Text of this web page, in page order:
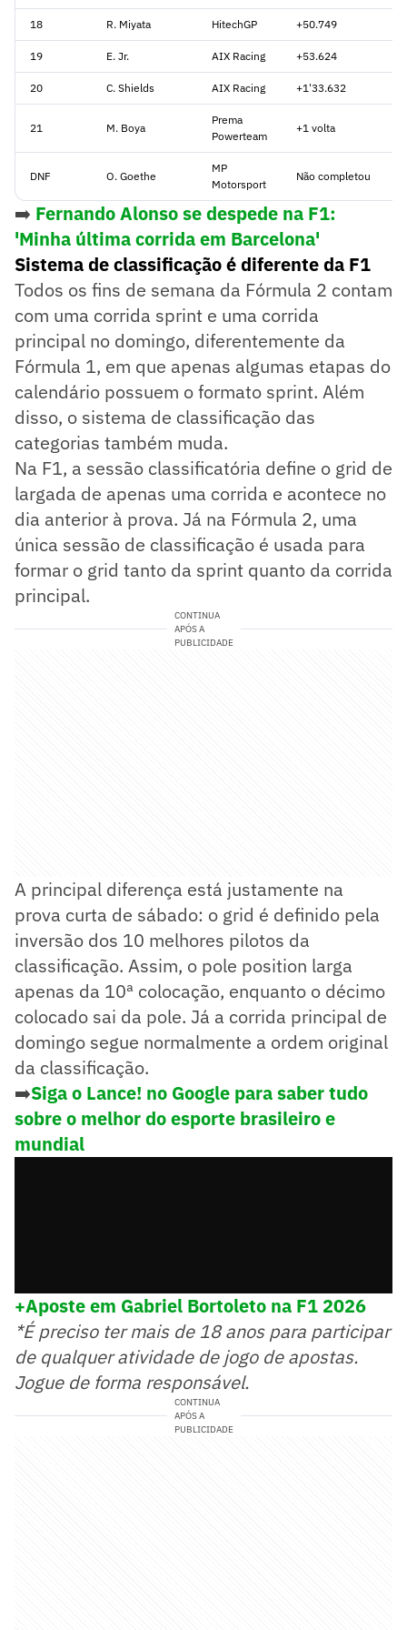
18 R. Miyata HitechGP +50.749
19 E. Jr. AIX Racing +53.624
20 C. Shields AIX Racing +1'33.632
21 M. Boya
Prema
Powerteam
+1 volta
DNF O. Goethe
MP
Motorsport
Não completou
➡️ Fernando Alonso se despede na F1:
'Minha última corrida em Barcelona'
Sistema de classificação é diferente da F1
Todos os fins de semana da Fórmula 2 contam
com uma corrida sprint e uma corrida
principal no domingo, diferentemente da
Fórmula 1, em que apenas algumas etapas do
calendário possuem o formato sprint. Além
disso, o sistema de classificação das
categorias também muda.
Na F1, a sessão classificatória define o grid de
largada de apenas uma corrida e acontece no
dia anterior à prova. Já na Fórmula 2, uma
única sessão de classificação é usada para
formar o grid tanto da sprint quanto da corrida
principal.
CONTINUA
APÓS A
PUBLICIDADE
A principal diferença está justamente na
prova curta de sábado: o grid é definido pela
inversão dos 10 melhores pilotos da
classificação. Assim, o pole position larga
apenas da 10ª colocação, enquanto o décimo
colocado sai da pole. Já a corrida principal de
domingo segue normalmente a ordem original
da classificação.
➡️Siga o Lance! no Google para saber tudo
sobre o melhor do esporte brasileiro e
mundial
+Aposte em Gabriel Bortoleto na F1 2026
*É preciso ter mais de 18 anos para participar
de qualquer atividade de jogo de apostas.
Jogue de forma responsável.
CONTINUA
APÓS A
PUBLICIDADE